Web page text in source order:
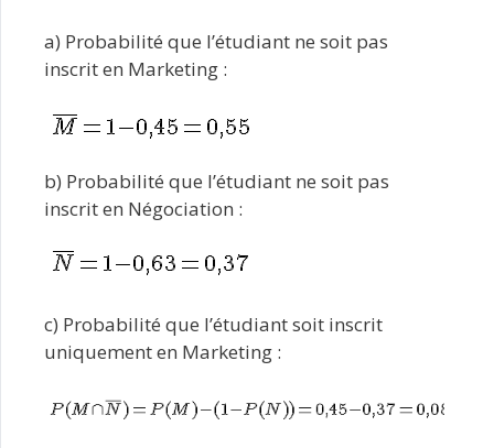
a) Probabilité que l’étudiant ne soit pas
inscrit en Marketing :
b) Probabilité que l’étudiant ne soit pas
inscrit en Négociation :
c) Probabilité que l’étudiant soit inscrit
uniquement en Marketing :